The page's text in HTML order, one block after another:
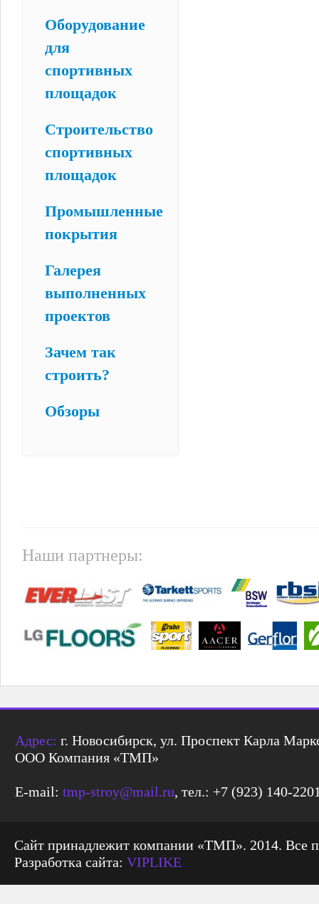
Оборудование
для
спортивных
площадок
Строительство
спортивных
площадок
Промышленные
покрытия
Галерея
выполненных
проектов
Зачем так
строить?
Обзоры
Наши партнеры:
Адрес: г. Новосибирск, ул. Проспект Карла
ООО Компания «ТМП»
E-mail: tmp-stroy@mail.ru, тел.: +7 (923) 140-
Сайт принадлежит компании «ТМП». 2014. Все
Разработка сайта: VIPLIKE